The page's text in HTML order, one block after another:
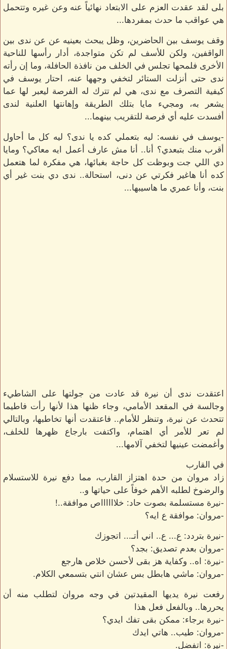
بلى لقد عقدت العزم على الابتعاد نهائياً عنه وعن غيره وتتحمل
هي عواقب ما حدث بمفردها...
وقف يوسف بين الحاضرين، وظل يبحث بعينيه عن عن ندى بين
الواقفين، ولكن للأسف لم تكن متواجدة، أدار رأسها للناحية
الأخرى فلمحها تجلس في الخلف من نافذة الحافلة، وما إن رأته
ندى حتى أنزلت الستائر لتخفي وجهها عنه، احتار يوسف في
كيفية التصرف مع ندى، هي لم تترك له الفرصة ليعبر لها عما
يشعر به، ومجيء مايا بتلك الطريقة وإهانتها العلنية لندى
أفسدت عليه أي فرصة للتقريب بينهما...
-يوسف في نفسه: ليه بتعملي كده يا ندى؟ ليه كل ما أحاول
أقرب منك بتبعدي؟ أنا.. أنا مش عارف أعمل ايه معاكي؟ ومايا
دي اللي جت وبوظت كل حاجة بغبائها، هي مفكرة لما هتعمل
كده أنا هاغير فكرتي عن دنى، استحالة.. ندى دي بنت غير أي
بنت، وأنا عمري ما هاسيبها...
اعتقدت ندى أن نيرة قد عادت من جولتها على الشاطيء
وجالسة في المقعد الأمامي، وجاء ظنها هذا لأنها رأت فاطيما
تتحدث عن نيرة، وتنظر للأمام.. فاعتقدت أنها تخاطبها، وبالتالي
لم تعر للأمر أي اهتمام، واكتفت بارجاع ظهرها للخلف،
وأغمضت عينيها لتخفي آلامها...
في القارب
زاد مروان من حدة اهتزاز القارب، مما دفع نيرة للاستسلام
والرضوخ لطلبه الأهم خوفاً على حياتها و..
-نيرة مستسلمة بصوت حاد: خلااااااص موافقة..!
-مروان: موافقة ع ايه؟
-نيرة بتردد: ع... ع.. اني أتـ... اتجوزك
-مروان بعدم تصديق: بجد؟
-نيرة: اه.. وكفاية هز بقى لأحسن خلاص هارجع
-مروان: ماشي هابطل بس عشان انتي بتسمعي الكلام.
رفعت نيرة يديها المقيدتين في وجه مروان لتطلب منه أن
يحررها.. وبالفعل فعل هذا
-نيرة برجاء: ممكن بقى تفك ايدي؟
-مروان: طيب.. هاتي ايدك
-نيرة: اتفضل.